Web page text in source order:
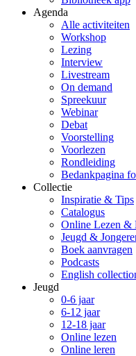
Agenda
Alle activiteiten
Workshop
Lezing
Interview
Livestream
On demand
Spreekuur
Webinar
Debat
Voorstelling
Voorlezen
Rondleiding
Bedankpagina
Collectie
Inspiratie & Tips
Catalogus
Online Lezen &
Jeugd &
Boek aanvragen
Podcasts
English
Jeugd
0-6 jaar
6-12 jaar
12-18 jaar
Online lezen
Online leren